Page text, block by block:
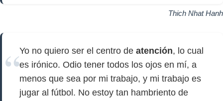
Thich Nhat Hanh
Yo no quiero ser el centro de atención, lo cual
es irónico. Odio tener todos los ojos en mí, a
menos que sea por mi trabajo, y mi trabajo es
jugar al fútbol. No estoy tan hambriento de